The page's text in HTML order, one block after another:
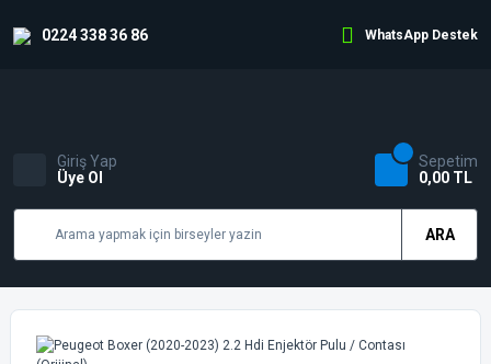
0224 338 36 86 WhatsApp Destek
ARA
Giriş Yap
Üye Ol
Sepetim
0,00 TL